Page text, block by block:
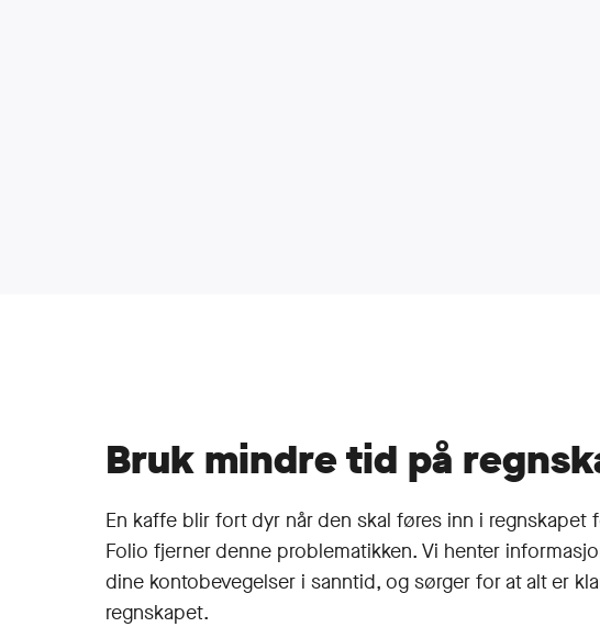
Bruk mindre tid på
En kaffe blir fort dyr når den skal føres inn i regnskapet
Folio fjerner denne problematikken. Vi henter
dine konto­bevegelser i sanntid, og sørger for at alt er
regnskapet.